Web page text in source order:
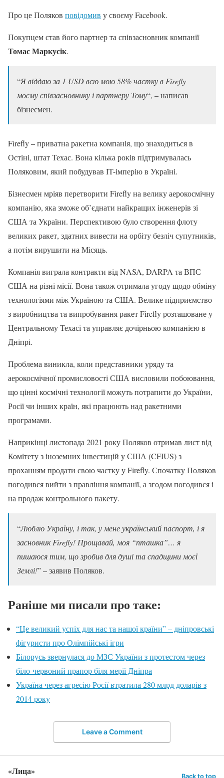
Про це Поляков повідомив у своєму Facebook.
Покупцем став його партнер та співзасновник компанії
Томас Маркусік.
“Я віддаю за 1 USD всю мою 58% частку в Firefly
моєму співзасновнику і партнеру Тому“, – написав
бізнесмен.
Firefly – приватна ракетна компанія, що знаходиться в
Остіні, штат Техас. Вона кілька років підтримувалась
Поляковим, який побудував IT-імперію в Україні.
Бізнесмен мріяв перетворити Firefly на велику аерокосмічну
компанію, яка зможе об’єднати найкращих інженерів зі
США та України. Перспективою було створення флоту
великих ракет, здатних вивести на орбіту безліч супутників,
а потім вирушити на Місяць.
Компанія виграла контракти від NASA, DARPA та ВПС
США на різні місії. Вона також отримала угоду щодо обміну
технологіями між Україною та США. Велике підприємство
з виробництва та випробування ракет Firefly розташоване у
Центральному Техасі та управляє дочірньою компанією в
Дніпрі.
Проблема виникла, коли представники уряду та
аерокосмічної промисловості США висловили побоювання,
що цінні космічні технології можуть потрапити до України,
Росії чи інших країн, які працюють над ракетними
програмами.
Наприкінці листопада 2021 року Поляков отримав лист від
Комітету з іноземних інвестицій у США (CFIUS) з
проханням продати свою частку у Firefly. Спочатку Поляков
погодився вийти з правління компанії, а згодом погодився і
на продаж контрольного пакету.
“Люблю Україну, і так, у мене український паспорт, і я
засновник Firefly! Прощавай, моя “пташка”… я
пишаюся тим, що зробив для душі та спадщини моєї
Землі!” – заявив Поляков.
Раніше ми писали про таке:
“Це великий успіх для нас та нашої країни” – дніпровські
фігуристи про Олімпійські ігри
Білорусь звернулася до МЗС України з протестом через
біло-червоний прапор біля мерії Дніпра
Україна через агресію Росії втратила 280 млрд доларів з
2014 року
Leave a Comment
«Лица» Back to top